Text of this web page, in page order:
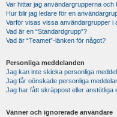
Var hittar jag användargrupperna och
Hur blir jag ledare för en
Varför visas vissa användargrupper i
Vad är en “Standardgrupp”?
Vad är “Teamet”-länken för något?
Personliga meddelanden
Jag kan inte skicka personliga
Jag får oönskade personliga
Jag har fått skräppost eller anstötliga
Vänner och ignorerade användare